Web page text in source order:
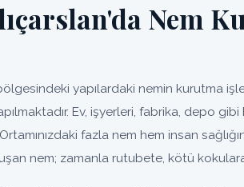
Nem
yapılardaki nemin kurutma
Ev, işyerleri, fabrika, depo
fazla nem hem insan
nem; zamanla rutubete, kötü